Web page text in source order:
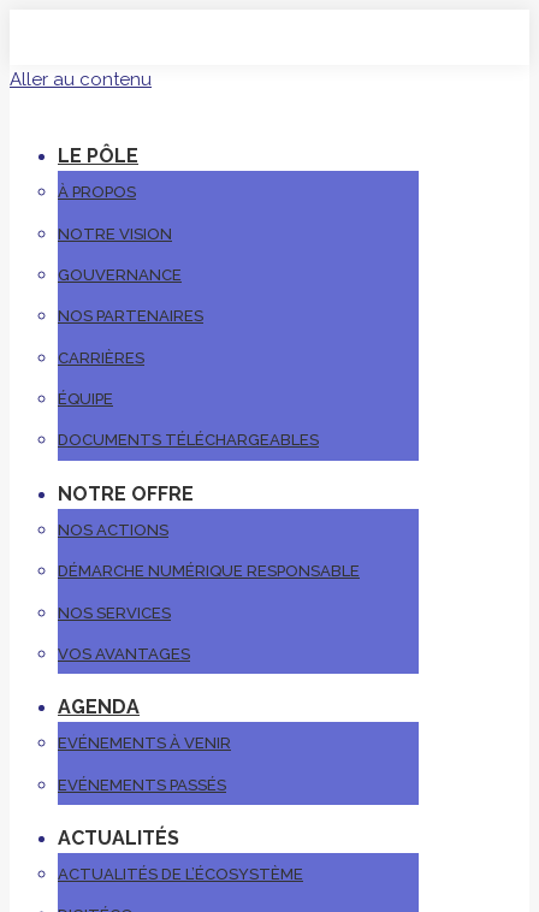
Aller au contenu
LE PÔLE
À PROPOS
NOTRE VISION
GOUVERNANCE
NOS PARTENAIRES
CARRIÈRES
ÉQUIPE
DOCUMENTS TÉLÉCHARGEABLES
NOTRE OFFRE
NOS ACTIONS
DÉMARCHE NUMÉRIQUE RESPONSABLE
NOS SERVICES
VOS AVANTAGES
AGENDA
EVÉNEMENTS À VENIR
EVÉNEMENTS PASSÉS
ACTUALITÉS
ACTUALITÉS DE L’ÉCOSYSTÈME